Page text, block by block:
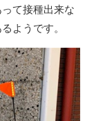
て接種出来な
ようです。